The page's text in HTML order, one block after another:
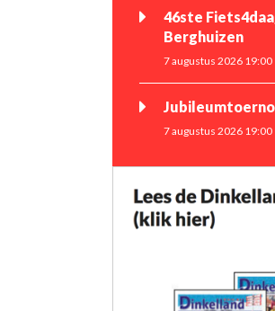
46ste
Berghuizen
7 augustus 2026 19:00
7 augustus 2026 19:00